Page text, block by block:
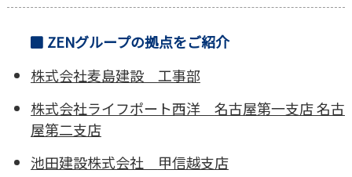
ZENグループの拠点をご紹介
株式会社麦島建設 工事部
株式会社ライフポート西洋 名古屋第一支店 名古
屋第二支店
池田建設株式会社 甲信越支店